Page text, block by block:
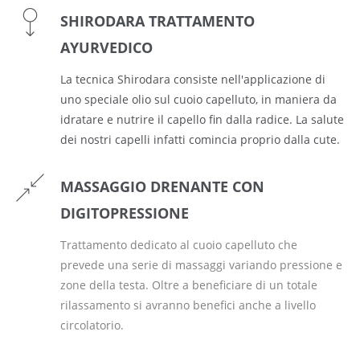
SHIRODARA TRATTAMENTO
AYURVEDICO
La tecnica Shirodara consiste nell'applicazione di
uno speciale olio sul cuoio capelluto, in maniera da
idratare e nutrire il capello fin dalla radice. La salute
dei nostri capelli infatti comincia proprio dalla cute.
MASSAGGIO DRENANTE CON
DIGITOPRESSIONE
Trattamento dedicato al cuoio capelluto che
prevede una serie di massaggi variando pressione e
zone della testa. Oltre a beneficiare di un totale
rilassamento si avranno benefici anche a livello
circolatorio.